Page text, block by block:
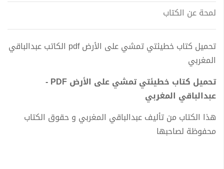
لمحة عن الكتاب
تحميل كتاب خطيئتي تمشي على الأرض pdf الكاتب عبدالباقي
المغربي
تحميل كتاب خطيئتي تمشي على الأرض PDF -
عبدالباقي المغربي
هذا الكتاب من تأليف عبدالباقي المغربي و حقوق الكتاب
محفوظة لصاحبها